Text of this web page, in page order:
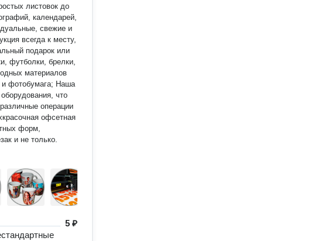
листовок до
календарей,
свежие и
всегда к месту,
подарок или
футболки, брелки,
материалов
Наша
что
операции
офсетная
форм,
и не только.
5 ₽